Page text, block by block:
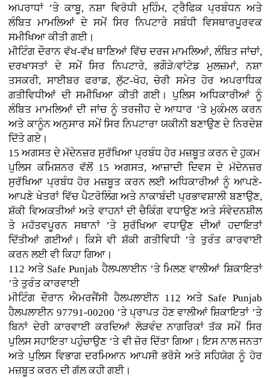
ਅਪਰਾਧਾਂ ’ਤੇ ਕਾਬੂ, ਨਸ਼ਾ ਵਿਰੋਧੀ ਮੁਹਿੰਮ, ਟ੍ਰੈਫਿਕ ਪ੍ਰਬੰਧਨ ਅਤੇ
ਲੰਬਿਤ ਮਾਮਲਿਆਂ ਦੇ ਸਮੇਂ ਸਿਰ ਨਿਪਟਾਰੇ ਸਬੰਧੀ ਵਿਸਥਾਰਪੂਰਵਕ
ਸਮੀਖਿਆ ਕੀਤੀ ਗਈ।
ਮੀਟਿੰਗ ਦੌਰਾਨ ਵੱਖ-ਵੱਖ ਥਾਣਿਆਂ ਵਿੱਚ ਦਰਜ ਮਾਮਲਿਆਂ, ਲੰਬਿਤ ਜਾਂਚਾਂ,
ਦਰਖਾਸਤਾਂ ਦੇ ਸਮੇਂ ਸਿਰ ਨਿਪਟਾਰੇ, ਭਗੌੜੇ/ਵਾਂਟੇਡ ਮੁਲਜ਼ਮਾਂ, ਨਸ਼ਾ
ਤਸਕਰੀ, ਸਾਈਬਰ ਫਰਾਡ, ਲੁੱਟ-ਖੋਹ, ਚੋਰੀ ਸਮੇਤ ਹੋਰ ਅਪਰਾਧਿਕ
ਗਤੀਵਿਧੀਆਂ ਦੀ ਸਮੀਖਿਆ ਕੀਤੀ ਗਈ। ਪੁਲਿਸ ਅਧਿਕਾਰੀਆਂ ਨੂੰ
ਲੰਬਿਤ ਮਾਮਲਿਆਂ ਦੀ ਜਾਂਚ ਨੂੰ ਤਰਜੀਹ ਦੇ ਆਧਾਰ ’ਤੇ ਮੁਕੰਮਲ ਕਰਨ
ਅਤੇ ਕਾਨੂੰਨ ਅਨੁਸਾਰ ਸਮੇਂ ਸਿਰ ਨਿਪਟਾਰਾ ਯਕੀਨੀ ਬਣਾਉਣ ਦੇ ਨਿਰਦੇਸ਼
ਦਿੱਤੇ ਗਏ।
15 ਅਗਸਤ ਦੇ ਮੱਦੇਨਜ਼ਰ ਸੁਰੱਖਿਆ ਪ੍ਰਬੰਧ ਹੋਰ ਮਜ਼ਬੂਤ ਕਰਨ ਦੇ ਹੁਕਮ
ਪੁਲਿਸ ਕਮਿਸ਼ਨਰ ਵੱਲੋਂ 15 ਅਗਸਤ, ਆਜ਼ਾਦੀ ਦਿਵਸ ਦੇ ਮੱਦੇਨਜ਼ਰ
ਸੁਰੱਖਿਆ ਪ੍ਰਬੰਧ ਹੋਰ ਮਜ਼ਬੂਤ ਕਰਨ ਲਈ ਅਧਿਕਾਰੀਆਂ ਨੂੰ ਆਪਣੇ-
ਆਪਣੇ ਖੇਤਰਾਂ ਵਿੱਚ ਪੈਟਰੋਲਿੰਗ ਅਤੇ ਨਾਕਾਬੰਦੀ ਪ੍ਰਭਾਵਸ਼ਾਲੀ ਬਣਾਉਣ,
ਸ਼ੱਕੀ ਵਿਅਕਤੀਆਂ ਅਤੇ ਵਾਹਨਾਂ ਦੀ ਚੈਕਿੰਗ ਵਧਾਉਣ ਅਤੇ ਸੰਵੇਦਨਸ਼ੀਲ
ਤੇ ਮਹੱਤਵਪੂਰਨ ਸਥਾਨਾਂ ’ਤੇ ਸੁਰੱਖਿਆ ਵਧਾਉਣ ਦੀਆਂ ਹਦਾਇਤਾਂ
ਦਿੱਤੀਆਂ ਗਈਆਂ। ਕਿਸੇ ਵੀ ਸ਼ੱਕੀ ਗਤੀਵਿਧੀ ’ਤੇ ਤੁਰੰਤ ਕਾਰਵਾਈ
ਕਰਨ ਲਈ ਵੀ ਕਿਹਾ ਗਿਆ।
112 ਅਤੇ Safe Punjab ਹੈਲਪਲਾਈਨ ’ਤੇ ਮਿਲਣ ਵਾਲੀਆਂ ਸ਼ਿਕਾਇਤਾਂ
’ਤੇ ਤੁਰੰਤ ਕਾਰਵਾਈ
ਮੀਟਿੰਗ ਦੌਰਾਨ ਐਮਰਜੈਂਸੀ ਹੈਲਪਲਾਈਨ 112 ਅਤੇ Safe Punjab
ਹੈਲਪਲਾਈਨ 97791-00200 ’ਤੇ ਪ੍ਰਾਪਤ ਹੋਣ ਵਾਲੀਆਂ ਸ਼ਿਕਾਇਤਾਂ ’ਤੇ
ਬਿਨਾਂ ਦੇਰੀ ਕਾਰਵਾਈ ਕਰਦਿਆਂ ਲੋੜਵੰਦ ਨਾਗਰਿਕਾਂ ਤੱਕ ਸਮੇਂ ਸਿਰ
ਪੁਲਿਸ ਸਹਾਇਤਾ ਪਹੁੰਚਾਉਣ ’ਤੇ ਵੀ ਜ਼ੋਰ ਦਿੱਤਾ ਗਿਆ। ਇਸ ਨਾਲ ਜਨਤਾ
ਅਤੇ ਪੁਲਿਸ ਵਿਭਾਗ ਦਰਮਿਆਨ ਆਪਸੀ ਭਰੋਸੇ ਅਤੇ ਸਹਿਯੋਗ ਨੂੰ ਹੋਰ
ਮਜ਼ਬੂਤ ਕਰਨ ਦੀ ਗੱਲ ਕਹੀ ਗਈ।